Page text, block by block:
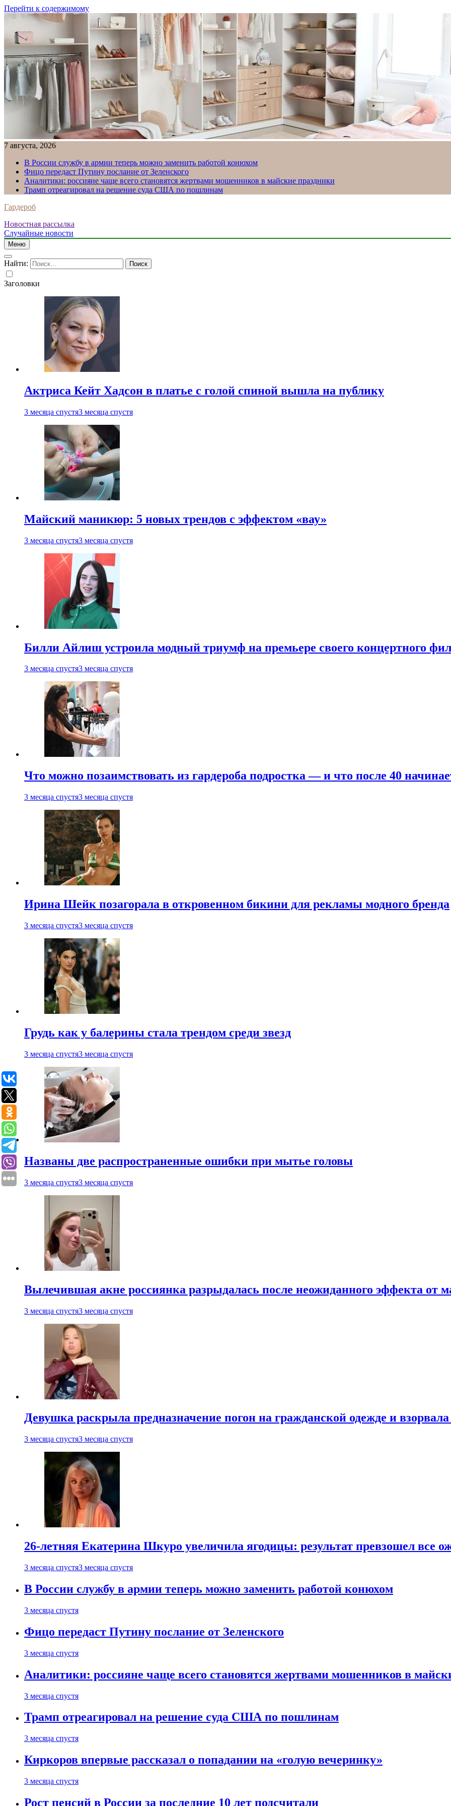
Перейти к содержимому
7 августа, 2026
В России службу в армии теперь можно заменить работой конюхом
Фицо передаст Путину послание от Зеленского
Аналитики: россияне чаще всего становятся жертвами мошенников в майские праздники
Трамп отреагировал на решение суда США по пошлинам
Гардероб
Новостная рассылка
Случайные новости
Меню
Найти:
Заголовки
Актриса Кейт Хадсон в платье с голой спиной вышла на публику
3 месяца спустя3 месяца спустя
Майский маникюр: 5 новых трендов с эффектом «вау»
3 месяца спустя3 месяца спустя
Билли Айлиш устроила модный триумф на премьере своего концертного
3 месяца спустя3 месяца спустя
Что можно позаимствовать из гардероба подростка — и что после 40
3 месяца спустя3 месяца спустя
Ирина Шейк позагорала в откровенном бикини для рекламы модного бренда
3 месяца спустя3 месяца спустя
Грудь как у балерины стала трендом среди звезд
3 месяца спустя3 месяца спустя
Названы две распространенные ошибки при мытье головы
3 месяца спустя3 месяца спустя
Вылечившая акне россиянка разрыдалась после неожиданного эффекта от
3 месяца спустя3 месяца спустя
Девушка раскрыла предназначение погон на гражданской одежде и взорвала
3 месяца спустя3 месяца спустя
26-летняя Екатерина Шкуро увеличила ягодицы: результат превзошел все
3 месяца спустя3 месяца спустя
В России службу в армии теперь можно заменить работой конюхом
3 месяца спустя
Фицо передаст Путину послание от Зеленского
3 месяца спустя
Аналитики: россияне чаще всего становятся жертвами мошенников в
3 месяца спустя
Трамп отреагировал на решение суда США по пошлинам
3 месяца спустя
Киркоров впервые рассказал о попадании на «голую вечеринку»
3 месяца спустя
Рост пенсий в России за последние 10 лет подсчитали